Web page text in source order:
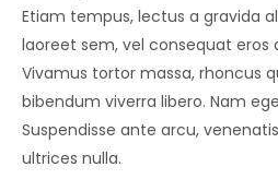
Etiam tempus, lectus a gravida
laoreet sem, vel consequat eros
Vivamus tortor massa, rhoncus
bibendum viverra libero. Nam
Suspendisse ante arcu,
ultrices nulla.